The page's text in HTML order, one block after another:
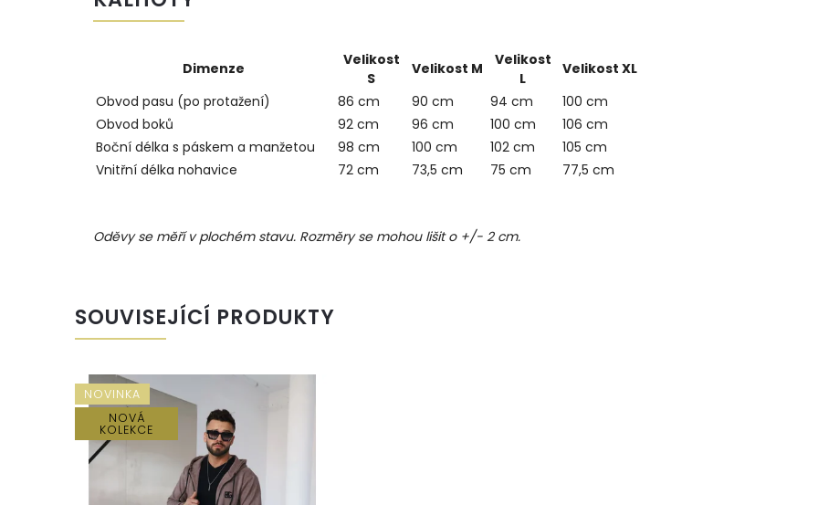
Dimenze
Velikost
S
Velikost M
Velikost
L
Velikost XL
Obvod pasu (po protažení)
86 cm 90 cm 94 cm
100 cm
Obvod boků
92 cm 96 cm 100 cm
106 cm
Boční délka s páskem a manžetou
98 cm 100 cm 102 cm
105 cm
Vnitřní délka nohavice
72 cm 73,5 cm 75 cm 77,5 cm
Oděvy se měří v plochém stavu. Rozměry se mohou lišit o +/- 2 cm.
SOUVISEJÍCÍ PRODUKTY
NOVINKA
NOVÁ
KOLEKCE